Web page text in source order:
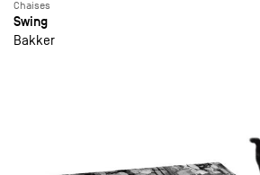
Chaises
Swing
Bakker